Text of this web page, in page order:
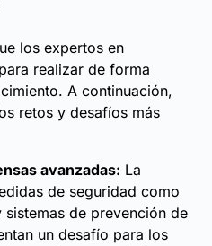
los expertos en
realizar de forma
A continuación,
retos y desafíos más
avanzadas: La
de seguridad como
de prevención de
un desafío para los